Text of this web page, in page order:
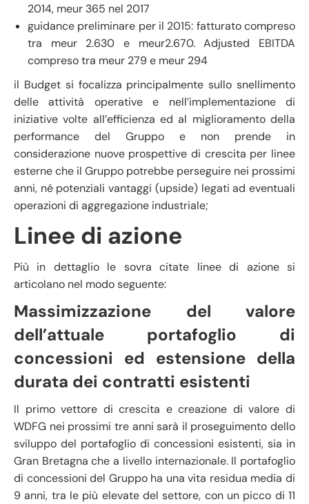
2014, meur 365 nel 2017
guidance preliminare per il 2015: fatturato compreso
tra meur 2.630 e meur2.670. Adjusted EBITDA
compreso tra meur 279 e meur 294
il Budget si focalizza principalmente sullo snellimento
delle attività operative e nell’implementazione di
iniziative volte all’efficienza ed al miglioramento della
performance del Gruppo e non prende in
considerazione nuove prospettive di crescita per linee
esterne che il Gruppo potrebbe perseguire nei prossimi
anni, né potenziali vantaggi (upside) legati ad eventuali
operazioni di aggregazione industriale;
Linee di azione
Più in dettaglio le sovra citate linee di azione si
articolano nel modo seguente:
Massimizzazione del valore
dell’attuale portafoglio di
concessioni ed estensione della
durata dei contratti esistenti
Il primo vettore di crescita e creazione di valore di
WDFG nei prossimi tre anni sarà il proseguimento dello
sviluppo del portafoglio di concessioni esistenti, sia in
Gran Bretagna che a livello internazionale. Il portafoglio
di concessioni del Gruppo ha una vita residua media di
9 anni, tra le più elevate del settore, con un picco di 11